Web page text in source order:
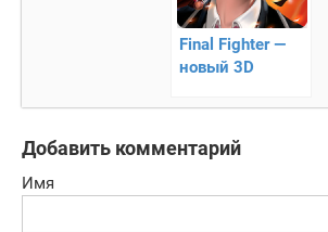
Final Fighter —
новый 3D
Добавить комментарий
Имя